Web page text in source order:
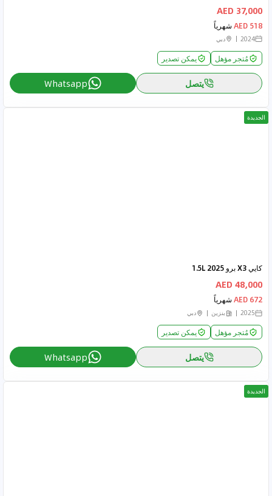
37,000 AED
518 AED شهرياً
2024 دبي
مُتجر مؤهل يمكن تصدير
يتصل Whatsapp
الجديدة
كايي X3 برو 2025 1.5L
48,000 AED
672 AED شهرياً
2025 بنزين دبي
مُتجر مؤهل يمكن تصدير
يتصل Whatsapp
الجديدة